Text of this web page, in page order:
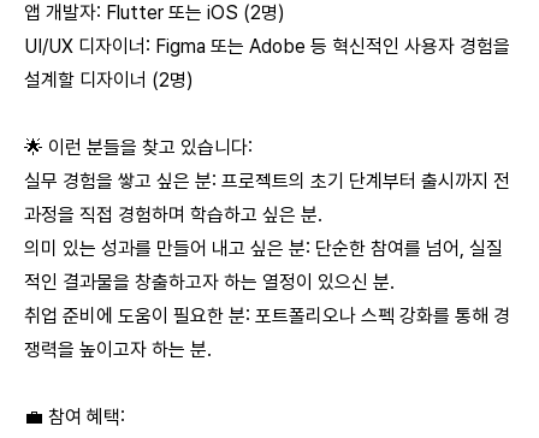
앱 개발자: Flutter 또는 iOS (2명)
UI/UX 디자이너: Figma 또는 Adobe 등 혁신적인 사용자 경험을
설계할 디자이너 (2명)
🌟 이런 분들을 찾고 있습니다:
실무 경험을 쌓고 싶은 분: 프로젝트의 초기 단계부터 출시까지 전
과정을 직접 경험하며 학습하고 싶은 분.
의미 있는 성과를 만들어 내고 싶은 분: 단순한 참여를 넘어, 실질
적인 결과물을 창출하고자 하는 열정이 있으신 분.
취업 준비에 도움이 필요한 분: 포트폴리오나 스펙 강화를 통해 경
쟁력을 높이고자 하는 분.
💼 참여 혜택: